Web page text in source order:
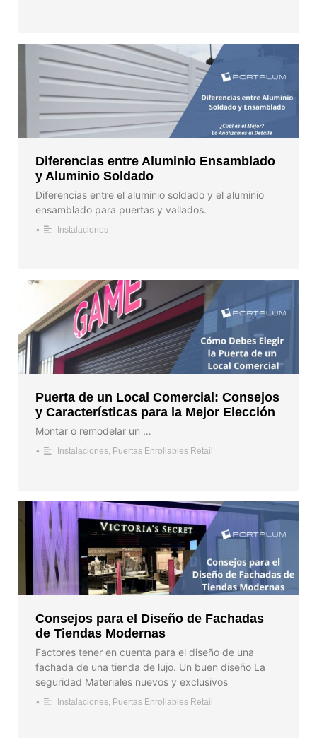
Diferencias entre Aluminio Ensamblado
y Aluminio Soldado
Diferencias entre el aluminio soldado y el aluminio
ensamblado para puertas y vallados.
• Instalaciones
Puerta de un Local Comercial: Consejos
y Características para la Mejor Elección
Montar o remodelar un …
• Instalaciones, Puertas Enrollables Retail
Consejos para el Diseño de Fachadas
de Tiendas Modernas
Factores tener en cuenta para el diseño de una
fachada de una tienda de lujo. Un buen diseño La
seguridad Materiales nuevos y exclusivos
• Instalaciones, Puertas Enrollables Retail